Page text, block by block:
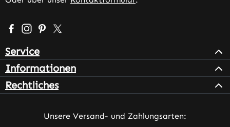
Besuche uns auf Facebook – öffnet in neuem Tab
Schau auf Instagram vorbei – öffnet in neuem Tab
Lass dich auf Pinterest inspirieren – öffnet in
Folge uns auf X – öffnet in neuem Tab
Service
Informationen
Rechtliches
Unsere Versand- und Zahlungsarten: